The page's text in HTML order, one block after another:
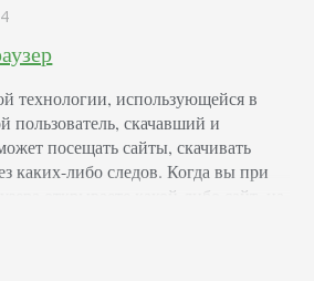
технологии, использующейся в
пользователь, скачавший и
посещать сайты, скачивать
каких-либо следов. Когда вы при
открываете какой-либо сайт, на
ваш IP-адрес. Даже провайдер,
пользуетесь, не сможет определить,
Особенности, недостатки и